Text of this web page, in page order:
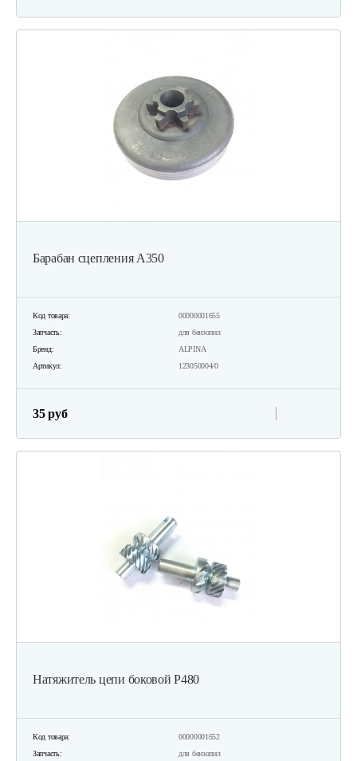
Барабан сцепления А350
Код товара:
00000001655
Запчасть:
для бензопил
Бренд:
ALPINA
Артикул:
123050004/0
35 руб
Натяжитель цепи боковой Р480
Код товара:
00000001652
Запчасть:
для бензопил